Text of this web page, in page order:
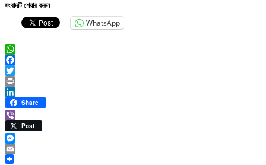
সংবাদটি শেয়ার করুন
WhatsApp
WhatsApp
Facebook
Twitter
Print
LinkedIn
Share
ViberPost
Messenger
Email